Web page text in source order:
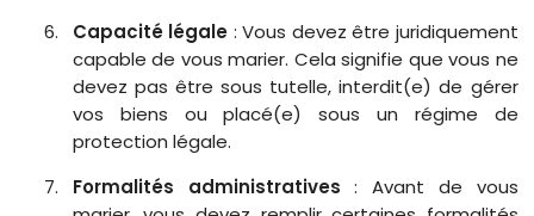
Capacité légale : Vous devez être juridiquement
capable de vous marier. Cela signifie que vous ne
devez pas être sous tutelle, interdit(e) de gérer
vos biens ou placé(e) sous un régime de
protection légale.
Formalités administratives : Avant de vous